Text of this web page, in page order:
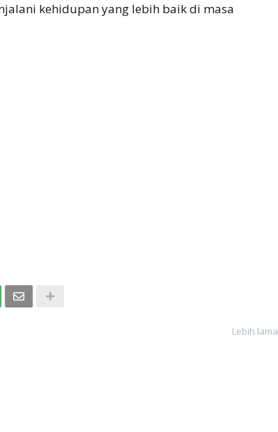
kehidupan yang lebih baik di masa
Lebih lama